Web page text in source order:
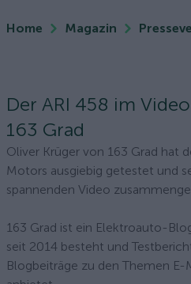
Home Magazin
Der ARI 458 im
163 Grad
Oliver Krüger von 163 Grad hat
Motors ausgiebig getestet und
spannenden Video
163 Grad ist ein Elektroauto-
seit 2014 besteht und
Blogbeiträge zu den Themen